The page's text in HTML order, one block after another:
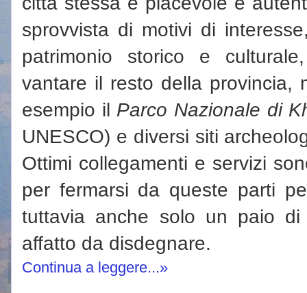
sprovvista di motivi di
patrimonio storico e
vantare il resto della provincia,
esempio il Parco Nazionale di
UNESCO) e diversi siti
Ottimi collegamenti e servizi
per fermarsi da queste parti
tuttavia anche solo un paio
affatto da disdegnare.
Continua a leggere...»